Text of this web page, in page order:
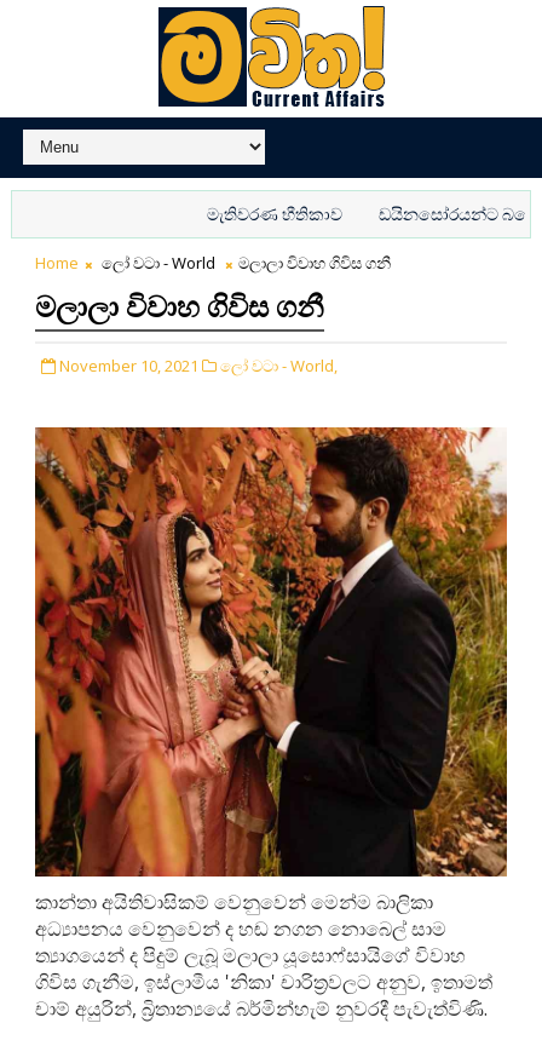
මැතිවරණ භීතිකාව ඩයිනසෝරයන්ට බයේ
Home ලෝ වටා - World මලාලා විවාහ ගිවිස ගනී
මලාලා විවාහ ගිවිස ගනී
November 10, 2021 ලෝ වටා - World,
කාන්තා අයිතිවාසිකම් වෙනුවෙන් මෙන්ම බාලිකා
අධ්‍යාපනය වෙනුවෙන් ද හඬ නගන නොබෙල් සාම
ත්‍යාගයෙන් ද පිදුම් ලැබූ මලාලා යූසොෆ්සායිගේ විවාහ
ගිවිස ගැනීම, ඉස්ලාමීය 'නිකා' චාරිත්‍රවලට අනුව, ඉතාමත්
චාම් අයුරින්, බ්‍රිතාන්‍යයේ බර්මින්හැම් නුවරදී පැවැත්විණි.